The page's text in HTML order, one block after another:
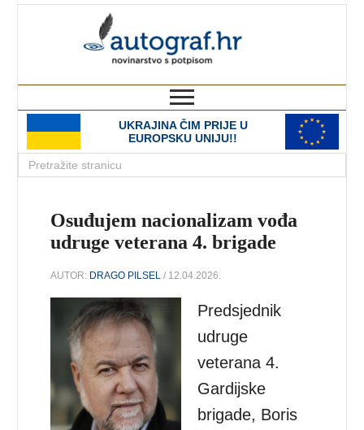
UKRAJINA ČIM PRIJE U
EUROPSKU UNIJU!!
Osuđujem nacionalizam vođa
udruge veterana 4. brigade
AUTOR: DRAGO PILSEL / 12.04.2026.
Predsjednik
udruge
veterana 4.
Gardijske
brigade, Boris